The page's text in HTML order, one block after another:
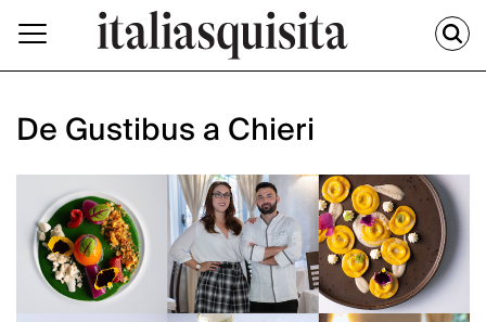
De Gustibus a Chieri